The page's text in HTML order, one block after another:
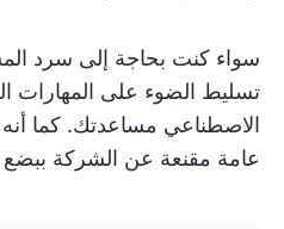
سواء كنت بحاجة إلى سرد
تسليط الضوء على المهارات
الاصطناعي مساعدتك. كما
عامة مقنعة عن الشركة